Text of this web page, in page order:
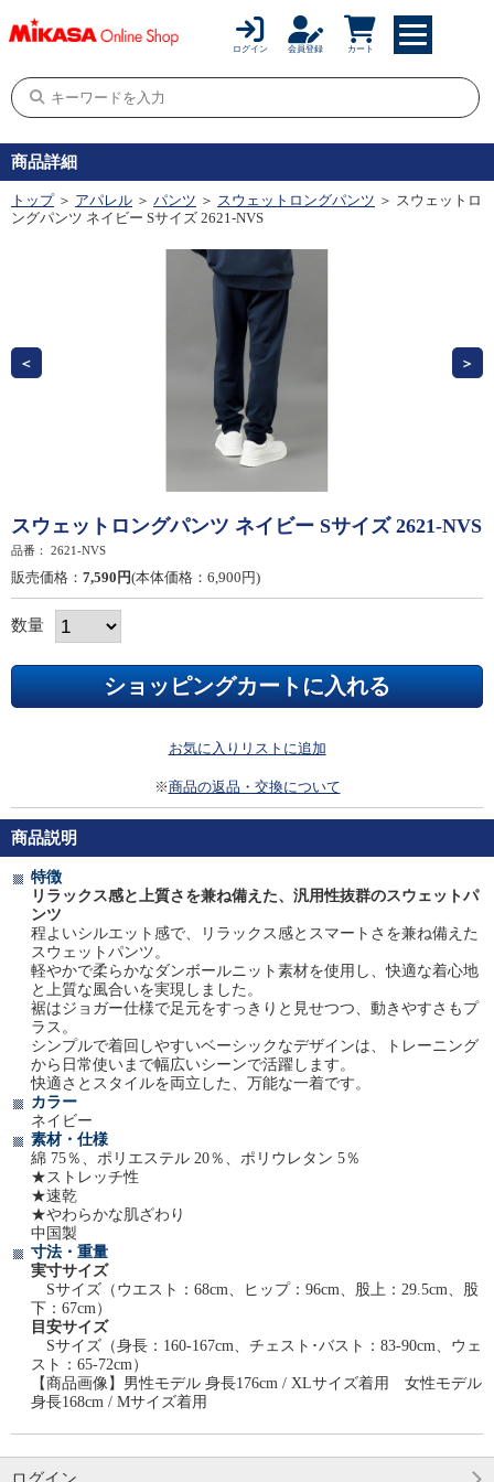
ログイン 会員登録 カート
商品詳細
トップ ＞ アパレル ＞ パンツ ＞ スウェットロングパンツ ＞ スウェットロ
ングパンツ ネイビー Sサイズ 2621-NVS
スウェットロングパンツ ネイビー Sサイズ 2621-NVS
品番： 2621-NVS
販売価格： 7,590円(本体価格：6,900円)
数量
お気に入りリストに追加
※商品の返品・交換について
商品説明
特徴
リラックス感と上質さを兼ね備えた、汎用性抜群のスウェットパ
ンツ
程よいシルエット感で、リラックス感とスマートさを兼ね備えた
スウェットパンツ。
軽やかで柔らかなダンボールニット素材を使用し、快適な着心地
と上質な風合いを実現しました。
裾はジョガー仕様で足元をすっきりと見せつつ、動きやすさもプ
ラス。
シンプルで着回しやすいベーシックなデザインは、トレーニング
から日常使いまで幅広いシーンで活躍します。
快適さとスタイルを両立した、万能な一着です。
カラー
ネイビー
素材・仕様
綿 75％、ポリエステル 20％、ポリウレタン 5％
★ストレッチ性
★速乾
★やわらかな肌ざわり
中国製
寸法・重量
実寸サイズ
Sサイズ（ウエスト：68cm、ヒップ：96cm、股上：29.5cm、股
下：67cm）
目安サイズ
Sサイズ（身長：160-167cm、チェスト･バスト：83-90cm、ウェ
スト：65-72cm）
【商品画像】男性モデル 身長176cm / XLサイズ着用 女性モデル
身長168cm / Mサイズ着用